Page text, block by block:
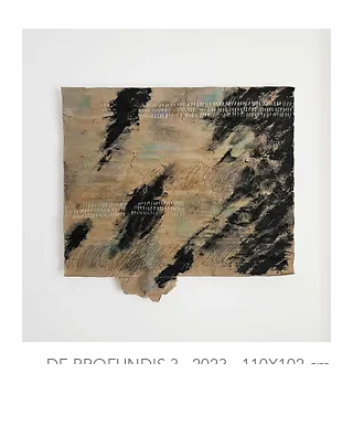
DE PROFUNDIS 3 , 2023 - 110X102 cm